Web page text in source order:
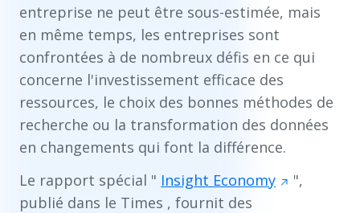
entreprise ne peut être sous-estimée, mais
en même temps, les entreprises sont
confrontées à de nombreux défis en ce qui
concerne l'investissement efficace des
ressources, le choix des bonnes méthodes de
recherche ou la transformation des données
en changements qui font la différence.
Le rapport spécial " Insight Economy
",
publié dans le Times , fournit des